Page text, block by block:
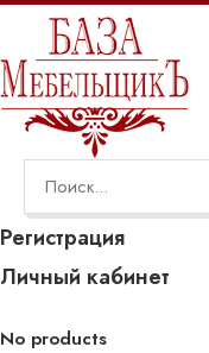
Регистрация
Личный кабинет
No products